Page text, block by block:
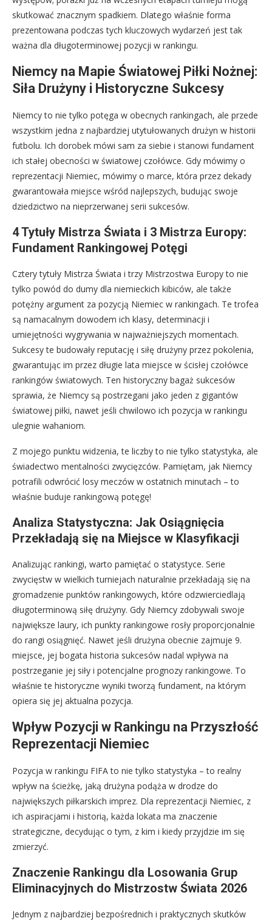
skutkować znacznym spadkiem. Dlatego właśnie forma
prezentowana podczas tych kluczowych wydarzeń jest tak
ważna dla długoterminowej pozycji w rankingu.
Niemcy na Mapie Światowej Piłki Nożnej:
Siła Drużyny i Historyczne Sukcesy
Niemcy to nie tylko potęga w obecnych rankingach, ale przede
wszystkim jedna z najbardziej utytułowanych drużyn w historii
futbolu. Ich dorobek mówi sam za siebie i stanowi fundament
ich stałej obecności w światowej czołówce. Gdy mówimy o
reprezentacji Niemiec, mówimy o marce, która przez dekady
gwarantowała miejsce wśród najlepszych, budując swoje
dziedzictwo na nieprzerwanej serii sukcesów.
4 Tytuły Mistrza Świata i 3 Mistrza Europy:
Fundament Rankingowej Potęgi
Cztery tytuły Mistrza Świata i trzy Mistrzostwa Europy to nie
tylko powód do dumy dla niemieckich kibiców, ale także
potężny argument za pozycją Niemiec w rankingach. Te trofea
są namacalnym dowodem ich klasy, determinacji i
umiejętności wygrywania w najważniejszych momentach.
Sukcesy te budowały reputację i siłę drużyny przez pokolenia,
gwarantując im przez długie lata miejsce w ścisłej czołówce
rankingów światowych. Ten historyczny bagaż sukcesów
sprawia, że Niemcy są postrzegani jako jeden z gigantów
światowej piłki, nawet jeśli chwilowo ich pozycja w rankingu
ulegnie wahaniom.
Z mojego punktu widzenia, te liczby to nie tylko statystyka, ale
świadectwo mentalności zwycięzców. Pamiętam, jak Niemcy
potrafili odwrócić losy meczów w ostatnich minutach – to
właśnie buduje rankingową potęgę!
Analiza Statystyczna: Jak Osiągnięcia
Przekładają się na Miejsce w Klasyfikacji
Analizując rankingi, warto pamiętać o statystyce. Serie
zwycięstw w wielkich turniejach naturalnie przekładają się na
gromadzenie punktów rankingowych, które odzwierciedlają
długoterminową siłę drużyny. Gdy Niemcy zdobywali swoje
największe laury, ich punkty rankingowe rosły proporcjonalnie
do rangi osiągnięć. Nawet jeśli drużyna obecnie zajmuje 9.
miejsce, jej bogata historia sukcesów nadal wpływa na
postrzeganie jej siły i potencjalne prognozy rankingowe. To
właśnie te historyczne wyniki tworzą fundament, na którym
opiera się jej aktualna pozycja.
Wpływ Pozycji w Rankingu na Przyszłość
Reprezentacji Niemiec
Pozycja w rankingu FIFA to nie tylko statystyka – to realny
wpływ na ścieżkę, jaką drużyna podąża w drodze do
największych piłkarskich imprez. Dla reprezentacji Niemiec, z
ich aspiracjami i historią, każda lokata ma znaczenie
strategiczne, decydując o tym, z kim i kiedy przyjdzie im się
zmierzyć.
Znaczenie Rankingu dla Losowania Grup
Eliminacyjnych do Mistrzostw Świata 2026
Jednym z najbardziej bezpośrednich i praktycznych skutków